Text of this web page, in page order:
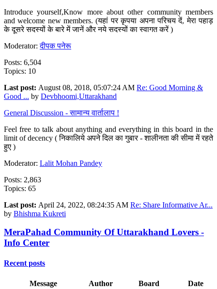
Introduce yourself,Know more about other community members
and welcome new members. (यहां पर कृपया अपना परिचय दें, मेरा पहाड़
के दूसरे सदस्यों के बारे में जानें और नये सदस्यों का स्वागत करें )
Moderator:दीपक पनेरू
Posts: 6,504
Topics: 10
Last post: August 08, 2018, 05:07:24 AM Re: Good Morning &
Good ... by Devbhoomi,Uttarakhand
General Discussion - सामान्य वार्तालाप !
Feel free to talk about anything and everything in this board in the
limit of decency ( निकालिये अपने दिल का गुबार - शालीनता की सीमा में रहते
हुए )
Moderator: Lalit Mohan Pandey
Posts: 2,863
Topics: 65
Last post: April 24, 2022, 08:24:35 AM Re: Share Informative Ar...
by Bhishma Kukreti
MeraPahad Community Of Uttarakhand Lovers -
Info Center
Recent posts
Message Author Board Date